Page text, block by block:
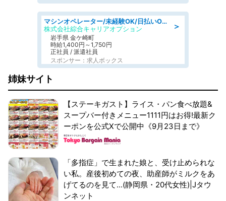
＞
マシンオペレーター/未経験OK/日払いOK/寮完備/交替制/20・30・40代活躍中
株式会社綜合キャリアオプション
岩手県 金ケ崎町
時給1,400円～1,750円
正社員 / 派遣社員
スポンサー：求人ボックス
姉妹サイト
【ステーキガスト】ライス・パン食べ放題&
スープバー付きメニュー1111円はお得!最新ク
ーポンを公式Xで公開中《9月23日まで》
「多指症」で生まれた娘と、受け止められな
い私。産後初めての夜、助産師がミルクをあ
げてるのを見て...(静岡県・20代女性)|Jタウ
ンネット